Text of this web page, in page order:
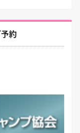
約